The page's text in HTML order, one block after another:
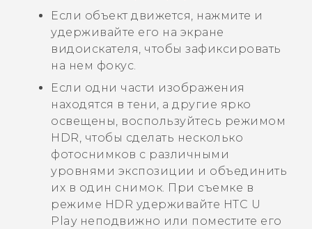
Если объект движется, нажмите и
удерживайте его на экране
видоискателя, чтобы зафиксировать
на нем фокус.
Если одни части изображения
находятся в тени, а другие ярко
освещены, воспользуйтесь режимом
HDR, чтобы сделать несколько
фотоснимков с различными
уровнями экспозиции и объединить
их в один снимок. При съемке в
режиме HDR удерживайте HTC U
Playнеподвижно или поместите его